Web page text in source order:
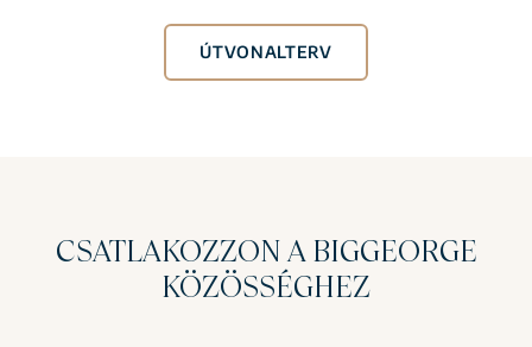
ÚTVONALTERV
CSATLAKOZZON A BIGGEORGE
KÖZÖSSÉGHEZ